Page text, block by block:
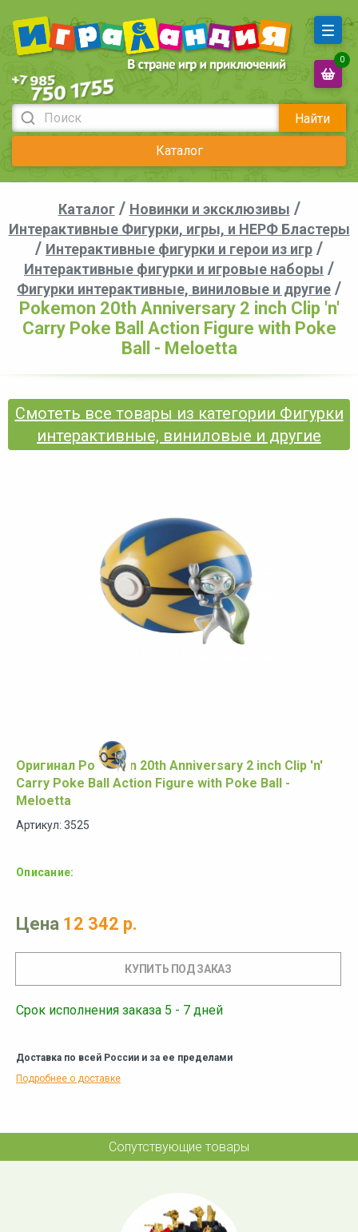
Найти
Каталог
0
Каталог/ Новинки и эксклюзивы /
Интерактивные Фигурки, игры, и НЕРФ Бластеры
/ Интерактивные фигурки и герои из игр /
Интерактивные фигурки и игровые наборы /
Фигурки интерактивные, виниловые и другие /
Pokemon 20th Anniversary 2 inch Clip 'n'
Carry Poke Ball Action Figure with Poke
Ball - Meloetta
Смотеть все товары из категории Фигурки
интерактивные, виниловые и другие
Оригинал Pokemon 20th Anniversary 2 inch Clip 'n'
Carry Poke Ball Action Figure with Poke Ball -
Meloetta
Артикул: 3525
Описание:
Цена 12 342 р.
Срок исполнения заказа 5 - 7 дней
Доставка по всей России и за ее пределами
Подробнее о доставке
Сопутствующие товары